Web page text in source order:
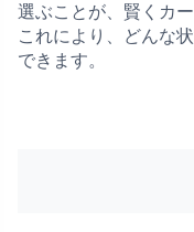
選ぶことが、賢くカ
これにより、どんな
できます。